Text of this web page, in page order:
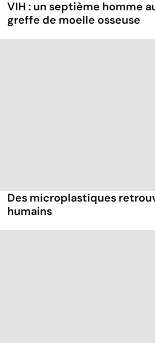
VIH : un septième homme
greffe de moelle osseuse
Des microplastiques
humains